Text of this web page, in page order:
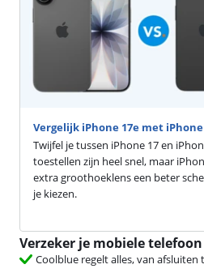
Vergelijk iPhone 17e met iPhone
Twijfel je tussen iPhone 17 en
toestellen zijn heel snel, maar
extra groothoeklens een beter
je kiezen.
Verzeker je mobiele telefoon
Coolblue regelt alles, van